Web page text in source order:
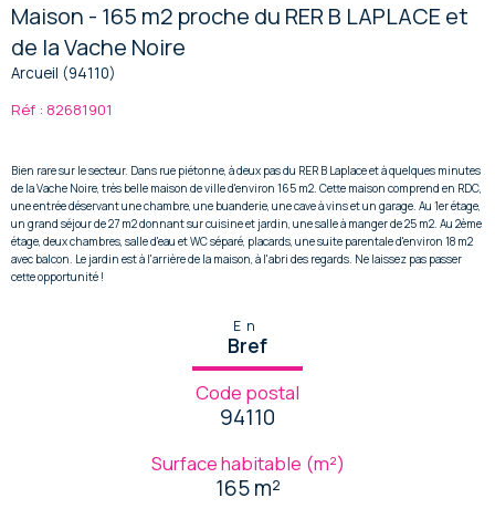
Maison - 165 m2 proche du RER B LAPLACE et
de la Vache Noire
Arcueil (94110)
Réf : 82681901
Bien rare sur le secteur. Dans rue piétonne, à deux pas du RER B Laplace et à quelques minutes
de la Vache Noire, très belle maison de ville d'environ 165 m2. Cette maison comprend en RDC,
une entrée déservant une chambre, une buanderie, une cave à vins et un garage. Au 1er étage,
un grand séjour de 27 m2 donnant sur cuisine et jardin, une salle à manger de 25 m2. Au 2ème
étage, deux chambres, salle d'eau et WC séparé, placards, une suite parentale d'environ 18 m2
avec balcon. Le jardin est à l'arrière de la maison, à l'abri des regards. Ne laissez pas passer
cette opportunité !
En
Bref
Code postal
94110
Surface habitable (m²)
165 m²